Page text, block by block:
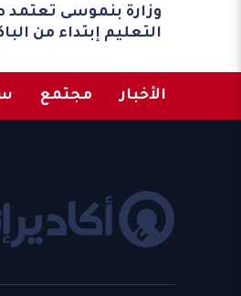
وزارة بنموسى تعتمد
التعليم إبتداء من
الأخبار مجتمع